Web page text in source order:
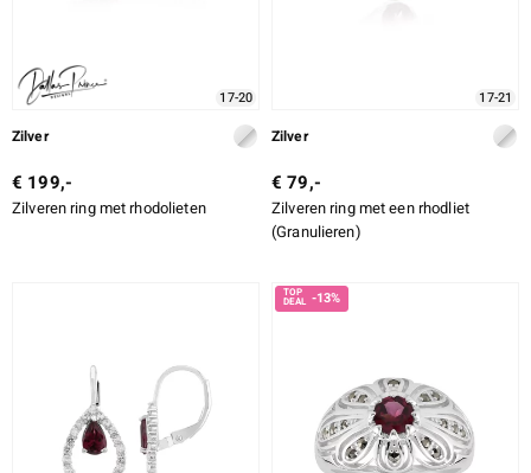
17-20
Zilver
€ 199,-
Zilveren ring met rhodolieten
17-21
Zilver
€ 79,-
Zilveren ring met een rhodliet
(Granulieren)
-13%